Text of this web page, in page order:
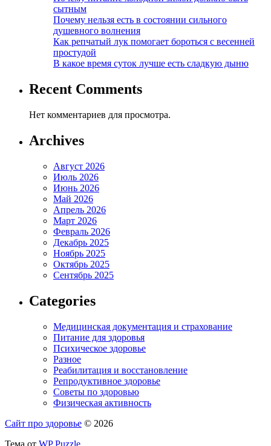
сытным
Почему нельзя есть в состоянии сильного
душевного волнения
Как репчатый лук помогает бороться с весенней
простудой
В какое время суток лучше есть сладкую дыню
Recent Comments
Нет комментариев для просмотра.
Archives
Август 2026
Июль 2026
Июнь 2026
Май 2026
Апрель 2026
Март 2026
Февраль 2026
Декабрь 2025
Ноябрь 2025
Октябрь 2025
Сентябрь 2025
Categories
Медицинская документация и страхование
Питание для здоровья
Психическое здоровье
Разное
Реабилитация и восстановление
Репродуктивное здоровье
Советы по здоровью
Физическая активность
Сайт про здоровье © 2026
Тема от WP Puzzle